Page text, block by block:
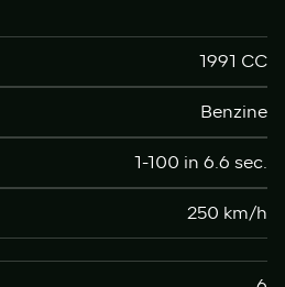
1991 CC
Benzine
1-100 in 6.6 sec.
250 km/h